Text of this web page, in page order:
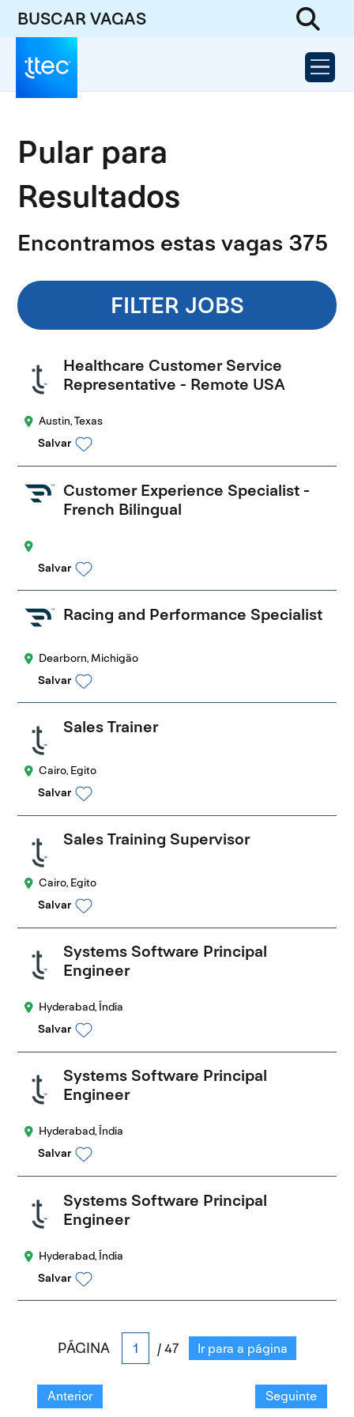
BUSCAR VAGAS
Pular para
Resultados
Encontramos estas vagas 375
FILTER JOBS
Healthcare Customer Service
Representative - Remote USA
Austin, Texas
Salvar
Customer Experience Specialist -
French Bilingual
Salvar
Racing and Performance Specialist
Dearborn, Michigão
Salvar
Sales Trainer
Cairo, Egito
Salvar
Sales Training Supervisor
Cairo, Egito
Salvar
Systems Software Principal
Engineer
Hyderabad, Índia
Salvar
Systems Software Principal
Engineer
Hyderabad, Índia
Salvar
Systems Software Principal
Engineer
Hyderabad, Índia
Salvar
PÁGINA / 47 Ir para a página
Anterior Seguinte